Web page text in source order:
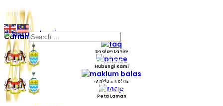
Carian
Soalan Lazim
Hubungi Kami
Maklum Balas
Peta Laman